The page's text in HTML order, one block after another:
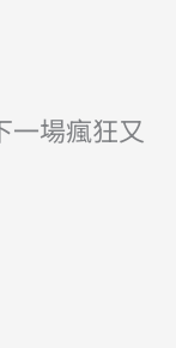
一場瘋狂又